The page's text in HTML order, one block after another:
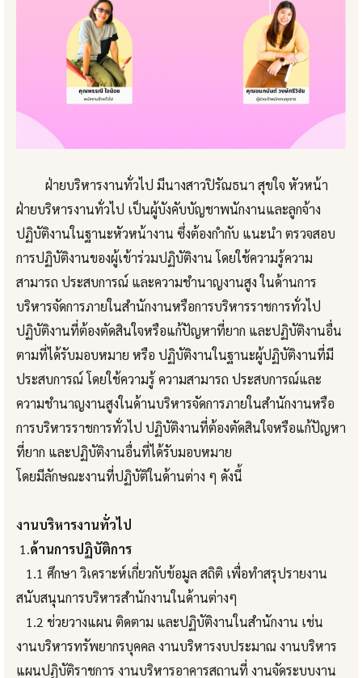
ฝ่ายบริหารงานทั่วไป มีนางสาวปิรัณธนา สุขใจ หัวหน้า
ฝ่ายบริหารงานทั่วไป เป็นผู้บังคับบัญชาพนักงานและลูกจ้าง
ปฏิบัติงานในฐานะหัวหน้างาน ซึ่งต้องกำกับ แนะนำ ตรวจสอบ
การปฏิบัติงานของผู้เข้าร่วมปฏิบัติงาน โดยใช้ความรู้ความ
สามารถ ประสบการณ์ และความชำนาญงานสูง ในด้านการ
บริหารจัดการภายในสำนักงานหรือการบริหารราชการทั่วไป
ปฏิบัติงานที่ต้องตัดสินใจหรือแก้ปัญหาที่ยาก และปฏิบัติงานอื่น
ตามที่ได้รับมอบหมาย หรือ ปฏิบัติงานในฐานะผู้ปฏิบัติงานที่มี
ประสบการณ์ โดยใช้ความรู้ ความสามารถ ประสบการณ์และ
ความชำนาญงานสูงในด้านบริหารจัดการภายในสำนักงานหรือ
การบริหารราชการทั่วไป ปฏิบัติงานที่ต้องตัดสินใจหรือแก้ปัญหา
ที่ยาก และปฏิบัติงานอื่นที่ได้รับมอบหมาย
โดยมีลักษณะงานที่ปฏิบัติในด้านต่าง ๆ ดังนี้
งานบริหารงานทั่วไป
1.ด้านการปฏิบัติการ
1.1 ศึกษา วิเคราะห์เกี่ยวกับข้อมูล สถิติ เพื่อทำสรุปรายงาน
สนับสนุนการบริหารสำนักงานในด้านต่างๆ
1.2 ช่วยวางแผน ติดตาม และปฏิบัติงานในสำนักงาน เช่น
งานบริหารทรัพยากรบุคคล งานบริหารงบประมาณ งานบริหาร
แผนปฏิบัติราชการ งานบริหารอาคารสถานที่ งานจัดระบบงาน